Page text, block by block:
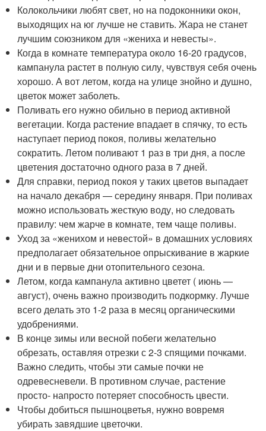
Колокольчики любят свет, но на подоконники окон,
выходящих на юг лучше не ставить. Жара не станет
лучшим союзником для «жениха и невесты».
Когда в комнате температура около 16-20 градусов,
кампанула растет в полную силу, чувствуя себя очень
хорошо. А вот летом, когда на улице знойно и душно,
цветок может заболеть.
Поливать его нужно обильно в период активной
вегетации. Когда растение впадает в спячку, то есть
наступает период покоя, поливы желательно
сократить. Летом поливают 1 раз в три дня, а после
цветения достаточно одного раза в 7 дней.
Для справки, период покоя у таких цветов выпадает
на начало декабря — середину января. При поливах
можно использовать жесткую воду, но следовать
правилу: чем жарче в комнате, тем чаще поливы.
Уход за «женихом и невестой» в домашних условиях
предполагает обязательное опрыскивание в жаркие
дни и в первые дни отопительного сезона.
Летом, когда кампанула активно цветет ( июнь —
август), очень важно производить подкормку. Лучше
всего делать это 1-2 раза в месяц органическими
удобрениями.
В конце зимы или весной побеги желательно
обрезать, оставляя отрезки с 2-3 спящими почками.
Важно следить, чтобы эти самые почки не
одревесневели. В противном случае, растение
просто- напросто потеряет способность цвести.
Чтобы добиться пышноцветья, нужно вовремя
убирать завядшие цветочки.